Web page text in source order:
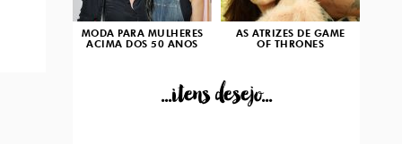
MODA PARA MULHERES
ACIMA DOS 50 ANOS
AS ATRIZES DE GAME
OF THRONES
...itens desejo...